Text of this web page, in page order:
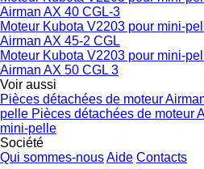
Airman AX 40 CGL-3
Moteur Kubota V2203 pour mini-
Airman AX 45-2 CGL
Moteur Kubota V2203 pour mini-
Airman AX 50 CGL 3
Voir aussi
Pièces détachées de moteur
pelle Pièces détachées de moteur
mini-pelle
Société
Qui sommes-nousAide Contacts